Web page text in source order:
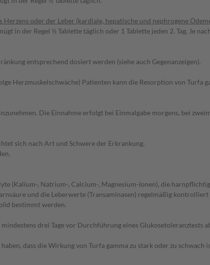
oder der Leber (kardiale, hepatische und nephrogene
in der Regel ½ Tablette täglich oder 1 Tablette jeden 2. Tag. Je
entsprechend dosiert werden (siehe auch Gegenanzeigen).
Herzmuskelschwäche) Patienten kann die Resorption von Turfa
Die Einnahme erfolgt bei Einmalgabe morgens, bei
sich nach Art und Schwere der Erkrankung.
(Kalium-, Natrium-, Calcium-, Magnesium-Ionen), die
und die Leberwerte (Transaminasen) regelmäßig
bestimmt werden.
drei Tage vor Durchführung eines Glukosetoleranztests
dass die Wirkung von Turfa gamma zu stark oder zu schwach